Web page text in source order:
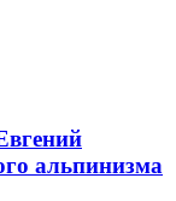
альпинизма